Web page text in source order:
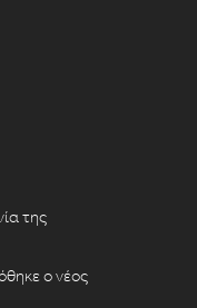
της
ο νέος